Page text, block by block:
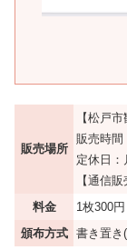
販売場所
【松戸
販売時間
定休日
【通信販
料金
1枚300円
頒布方式
書き置き